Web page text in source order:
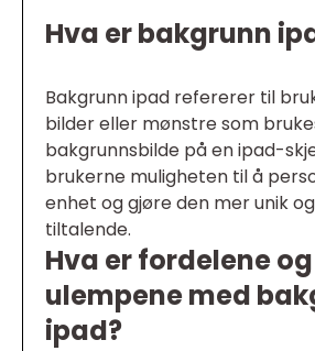
Hva er bakgrunn
Bakgrunn ipad refererer til
bilder eller mønstre som
bakgrunnsbilde på en ipad-
brukerne muligheten til å
enhet og gjøre den mer unik
tiltalende.
Hva er fordelene og
ulempene med
ipad?